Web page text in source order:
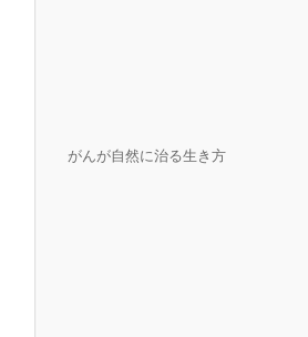
がんが自然に治る生き方